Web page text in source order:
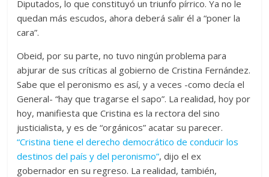
Diputados, lo que constituyó un triunfo pírrico. Ya no le
quedan más escudos, ahora deberá salir él a “poner la
cara”.
Obeid, por su parte, no tuvo ningún problema para
abjurar de sus críticas al gobierno de Cristina Fernández.
Sabe que el peronismo es así, y a veces -como decía el
General- “hay que tragarse el sapo”. La realidad, hoy por
hoy, manifiesta que Cristina es la rectora del sino
justicialista, y es de “orgánicos” acatar su parecer.
“Cristina tiene el derecho democrático de conducir los
destinos del país y del peronismo”, dijo el ex
gobernador en su regreso. La realidad, también,